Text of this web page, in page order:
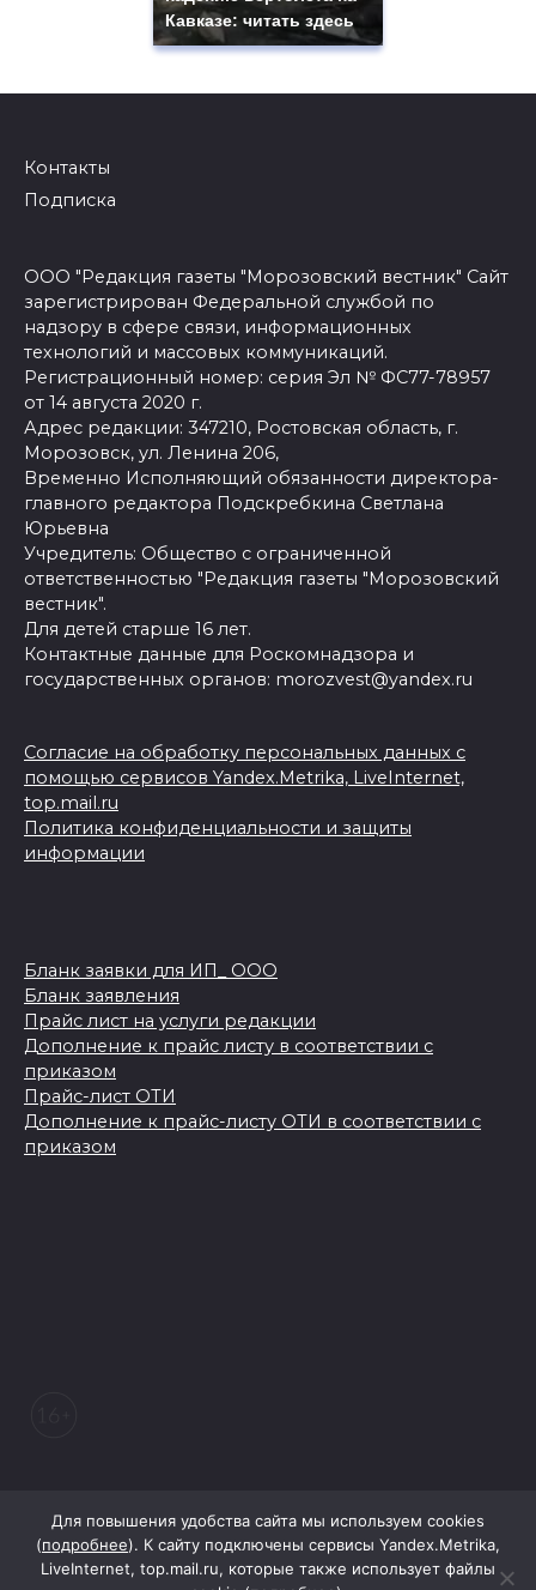
Кавказе: читать здесь
Контакты
Подписка
ООО "Редакция газеты "Морозовский вестник" Сайт
зарегистрирован Федеральной службой по
надзору в сфере связи, информационных
технологий и массовых коммуникаций.
Регистрационный номер: серия Эл № ФС77-78957
от 14 августа 2020 г.
Адрес редакции: 347210, Ростовская область, г.
Морозовск, ул. Ленина 206,
Временно Исполняющий обязанности директора-
главного редактора Подскребкина Светлана
Юрьевна
Учредитель: Общество с ограниченной
ответственностью "Редакция газеты "Морозовский
вестник".
Для детей старше 16 лет.
Контактные данные для Роскомнадзора и
государственных органов: morozvest@yandex.ru
Согласие на обработку персональных данных с
помощью сервисов Yandex.Metrika, LiveInternet,
top.mail.ru
Политика конфиденциальности и защиты
информации
Бланк заявки для ИП_ ООО
Бланк заявления
Прайс лист на услуги редакции
Дополнение к прайс листу в соответствии с
приказом
Прайс-лист ОТИ
Дополнение к прайс-листу ОТИ в соответствии с
приказом
Для повышения удобства сайта мы используем cookies
(подробнее). К сайту подключены сервисы Yandex.Metrika,
LiveInternet, top.mail.ru, которые также использует файлы